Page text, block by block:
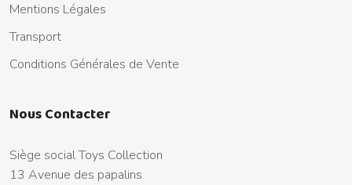
Mentions Légales
Transport
Conditions Générales de Vente
Nous Contacter
Siège social Toys Collection
13 Avenue des papalins